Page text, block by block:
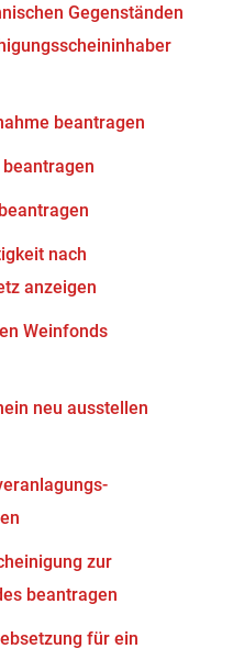
Gegenständen
beantragen
nach
anzeigen
Weinfonds
neu ausstellen
zur
beantragen
für ein